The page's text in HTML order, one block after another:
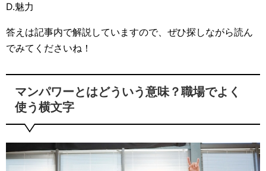
D.魅力
答えは記事内で解説していますので、ぜひ探しながら読ん
でみてくださいね！
マンパワーとはどういう意味？職場でよく
使う横文字